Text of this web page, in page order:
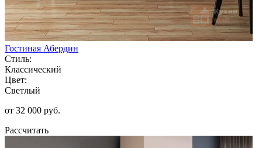
Гостиная Абердин
Стиль:
Классический
Цвет:
Светлый
от 32 000 руб.
Рассчитать